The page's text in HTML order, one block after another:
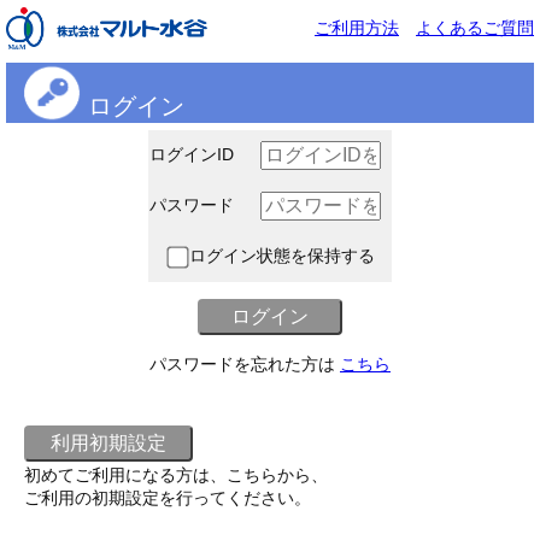
ご利用方法 よくあるご質問
ログイン
ログインID
パスワード
ログイン状態を保持する
パスワードを忘れた方は こちら
初めてご利用になる方は、こちらから、
ご利用の初期設定を行ってください。